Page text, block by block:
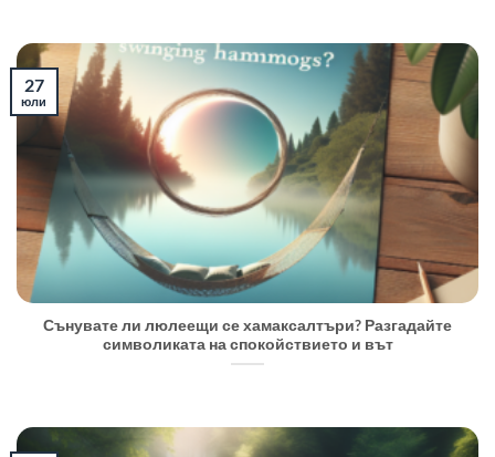
Сънувате ли люлеещи се хамаксалтъри? Разгадайте
символиката на спокойствието и вът
27
юли